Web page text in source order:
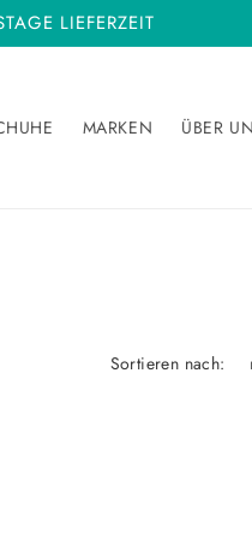
LIEFERZEIT
MARKEN ÜBER
Sortieren nach: